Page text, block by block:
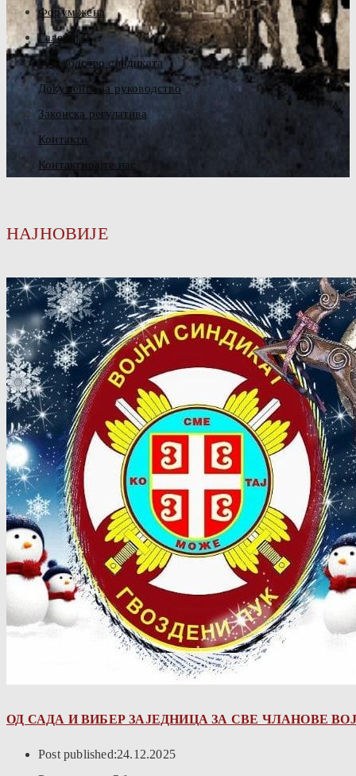
Форум жена
Галерија
Руководство синдиката
Документа за руководство
Законска регулатива
Контакти
Контактирајте нас
НАЈНОВИЈЕ
ОД САДА И ВИБЕР ЗАЈЕДНИЦА ЗА СВЕ ЧЛАНОВЕ
Post published:24.12.2025